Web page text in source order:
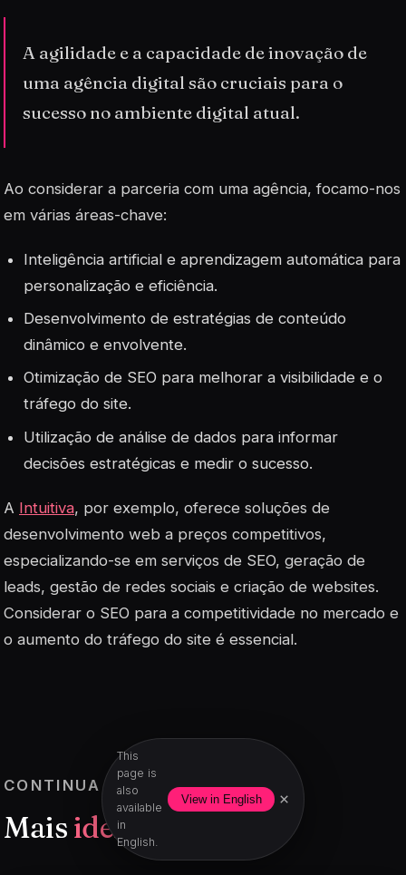
This
page is
also
available
in
English.
View in English ×
A agilidade e a capacidade de inovação de
uma agência digital são cruciais para o
sucesso no ambiente digital atual.
Ao considerar a parceria com uma agência, focamo-nos
em várias áreas-chave:
Inteligência artificial e aprendizagem automática para
personalização e eficiência.
Desenvolvimento de estratégias de conteúdo
dinâmico e envolvente.
Otimização de SEO para melhorar a visibilidade e o
tráfego do site.
Utilização de análise de dados para informar
decisões estratégicas e medir o sucesso.
A Intuitiva, por exemplo, oferece soluções de
desenvolvimento web a preços competitivos,
especializando-se em serviços de SEO, geração de
leads, gestão de redes sociais e criação de websites.
Considerar o SEO para a competitividade no mercado e
o aumento do tráfego do site é essencial.
CONTINUA A LER
Mais ideias práticas